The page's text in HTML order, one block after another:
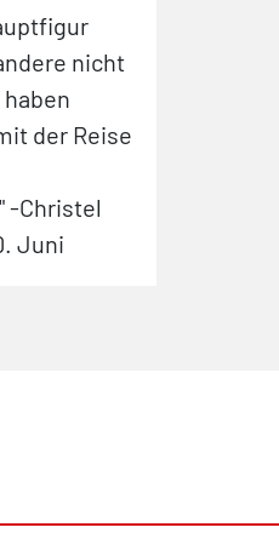
nicht
der Reise
-Christel
Juni